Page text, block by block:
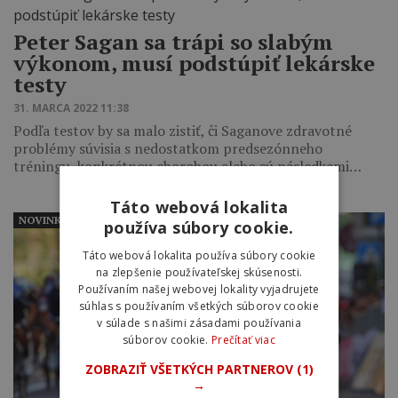
Peter Sagan sa trápi so slabým
výkonom, musí podstúpiť lekárske
testy
31. MARCA 2022 11:38
Podľa testov by sa malo zistiť, či Saganove zdravotné
problémy súvisia s nedostatkom predsezónneho
tréningu, konkrétnou chorobou alebo sú následkami…
NOVINKY
Táto webová lokalita
používa súbory cookie.
Táto webová lokalita používa súbory cookie
na zlepšenie používateľskej skúsenosti.
Používaním našej webovej lokality vyjadrujete
súhlas s používaním všetkých súborov cookie
v súlade s našimi zásadami používania
súborov cookie. Prečítať viac
ZOBRAZIŤ VŠETKÝCH PARTNEROV (1)
→